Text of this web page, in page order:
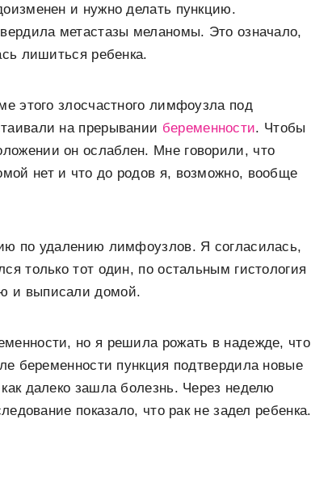
и нужно делать пункцию.
метастазы меланомы. Это означало,
лишиться ребенка.
этого злосчастного лимфоузла под
на прерывании беременности. Чтобы
он ослаблен. Мне говорили, что
нет и что до родов я, возможно, вообще
по удалению лимфоузлов. Я согласилась,
только тот один, по остальным гистология
и выписали домой.
но я решила рожать в надежде, что
беременности пункция подтвердила новые
далеко зашла болезнь. Через неделю
показало, что рак не задел ребенка.